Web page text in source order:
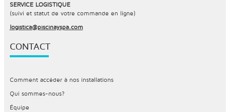
SERVICE LOGISTIQUE
(suivi et statut de votre commande en ligne)
logistica@piscinayspa.com
CONTACT
Comment accéder à nos installations
Qui sommes-nous?
Équipe